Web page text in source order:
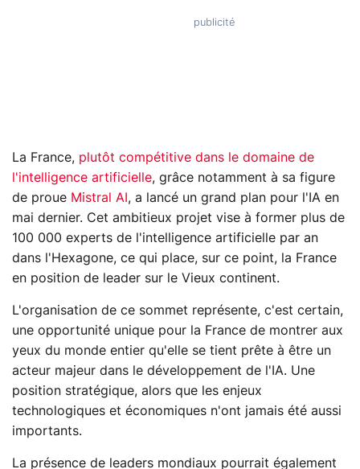
La France, plutôt compétitive dans le domaine de
l'intelligence artificielle, grâce notamment à sa figure
de proue Mistral AI , a lancé un grand plan pour l'IA en
mai dernier. Cet ambitieux projet vise à former plus de
100 000 experts de l'intelligence artificielle par an
dans l'Hexagone, ce qui place, sur ce point, la France
en position de leader sur le Vieux continent.
L'organisation de ce sommet représente, c'est certain,
une opportunité unique pour la France de montrer aux
yeux du monde entier qu'elle se tient prête à être un
acteur majeur dans le développement de l'IA. Une
position stratégique, alors que les enjeux
technologiques et économiques n'ont jamais été aussi
importants.
La présence de leaders mondiaux pourrait également